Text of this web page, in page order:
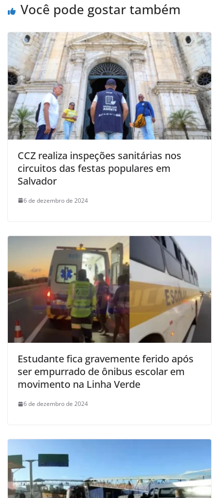
Você pode gostar também
CCZ realiza inspeções sanitárias nos
circuitos das festas populares em
Salvador
6 de dezembro de 2024
Estudante fica gravemente ferido após
ser empurrado de ônibus escolar em
movimento na Linha Verde
6 de dezembro de 2024